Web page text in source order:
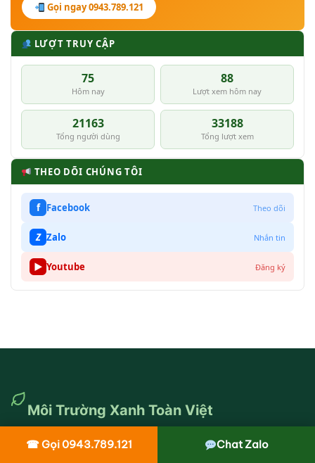
Gọi ngay 0943.789.121
LƯỢT TRUY CẬP
75
Hôm nay
88
Lượt xem hôm nay
21163
Tổng người dùng
33188
Tổng lượt xem
THEO DÕI CHÚNG TÔI
f Facebook Theo dõi
Z Zalo Nhắn tin
▶ Youtube Đăng ký
Môi Trường Xanh Toàn Việt
sóng 63 tỉnh thành, đội ngũ 150+ nhân sự. Cam kết thi công
☎ Gọi 0943.789.121 Chat Zalo